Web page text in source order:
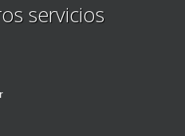
servicios